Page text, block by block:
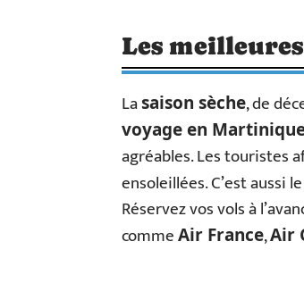
Les
Lasaison sèche, de
voyage en
agréables. Les touristes
ensoleillées. C’est aussi
Réservez vos vols à
commeAir France,Air